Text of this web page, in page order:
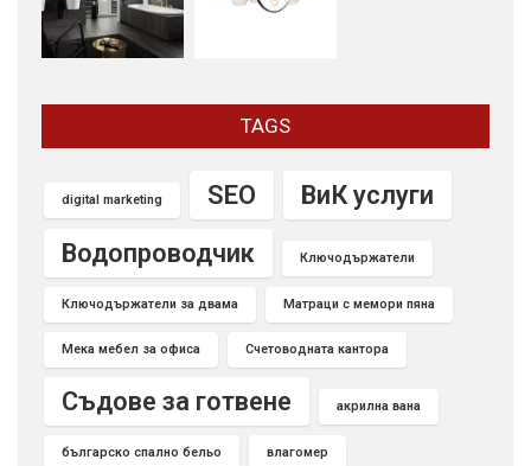
TAGS
digital marketing SEO
ВиК услуги
Водопроводчик
Ключодържатели
Ключодържатели за двама Матраци с мемори пяна
Мека мебел за офиса Счетоводната кантора
Съдове за готвене акрилна вана
българско спално бельо влагомер